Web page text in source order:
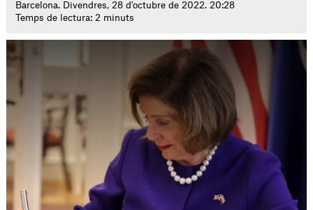
Barcelona. Divendres, 28 d'octubre de 2022. 20:28
Temps de lectura: 2 minuts